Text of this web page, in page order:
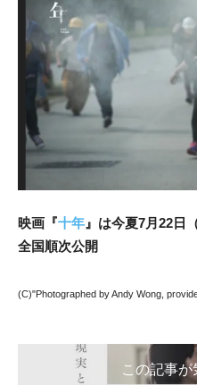
映画『十年 』は今夏7月22日
全国順次公開
(C)"Photographed by Andy Wong,
この記事が